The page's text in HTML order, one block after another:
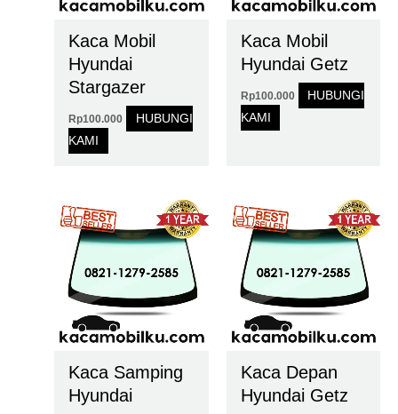
Kaca Mobil
Hyundai
Stargazer
Rp100.000
HUBUNGI
KAMI
Kaca Mobil
Hyundai Getz
Rp100.000
HUBUNGI
KAMI
Kaca Samping
Hyundai
Kaca Depan
Hyundai Getz